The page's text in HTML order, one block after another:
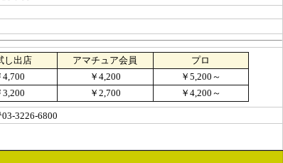
し出店 アマチュア会員
プロ
4,700 ￥4,200
￥5,200～
3,200 ￥2,700 ￥4,200～
03-3226-6800